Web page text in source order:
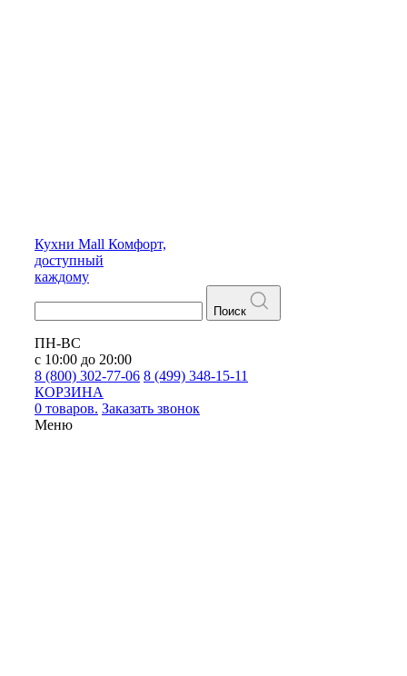
Кухни Mall Комфорт,
доступный
каждому
Поиск
ПН-ВС
с 10:00 до 20:00
8 (800) 302-77-06 8 (499) 348-15-11
КОРЗИНА
0 товаров. Заказать звонок
Меню